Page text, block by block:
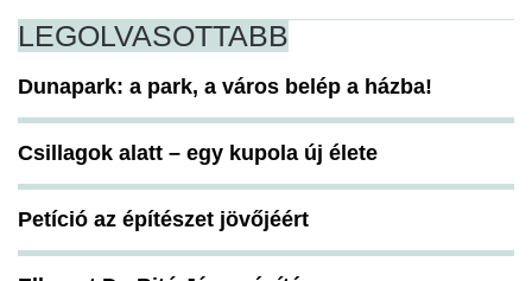
LEGOLVASOTTABB
Dunapark: a park, a város belép a házba!
Csillagok alatt – egy kupola új élete
Petíció az építészet jövőjéért